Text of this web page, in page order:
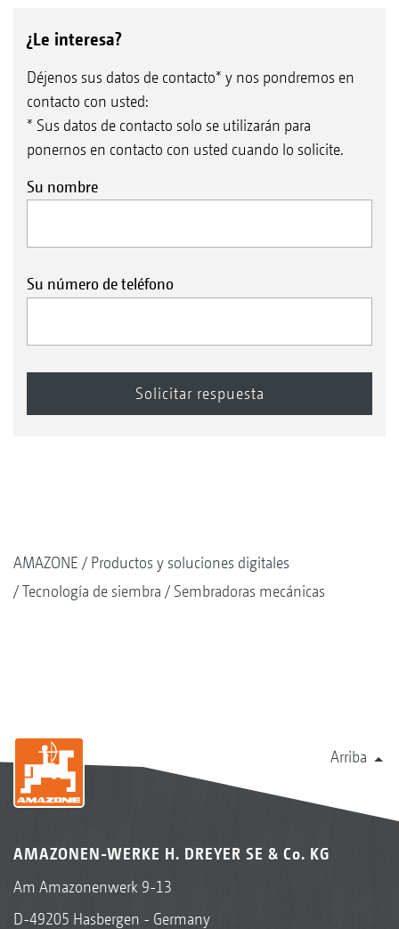
¿Le interesa?
Déjenos sus datos de contacto* y nos pondremos en
contacto con usted:
* Sus datos de contacto solo se utilizarán para
ponernos en contacto con usted cuando lo solicite.
Su nombre
Su número de teléfono
AMAZONE
Productos y soluciones digitales
Tecnología de siembra
Sembradoras mecánicas
Arriba
AMAZONEN-WERKE H. DREYER SE & Co. KG
Am Amazonenwerk 9-13
D-49205 Hasbergen - Germany